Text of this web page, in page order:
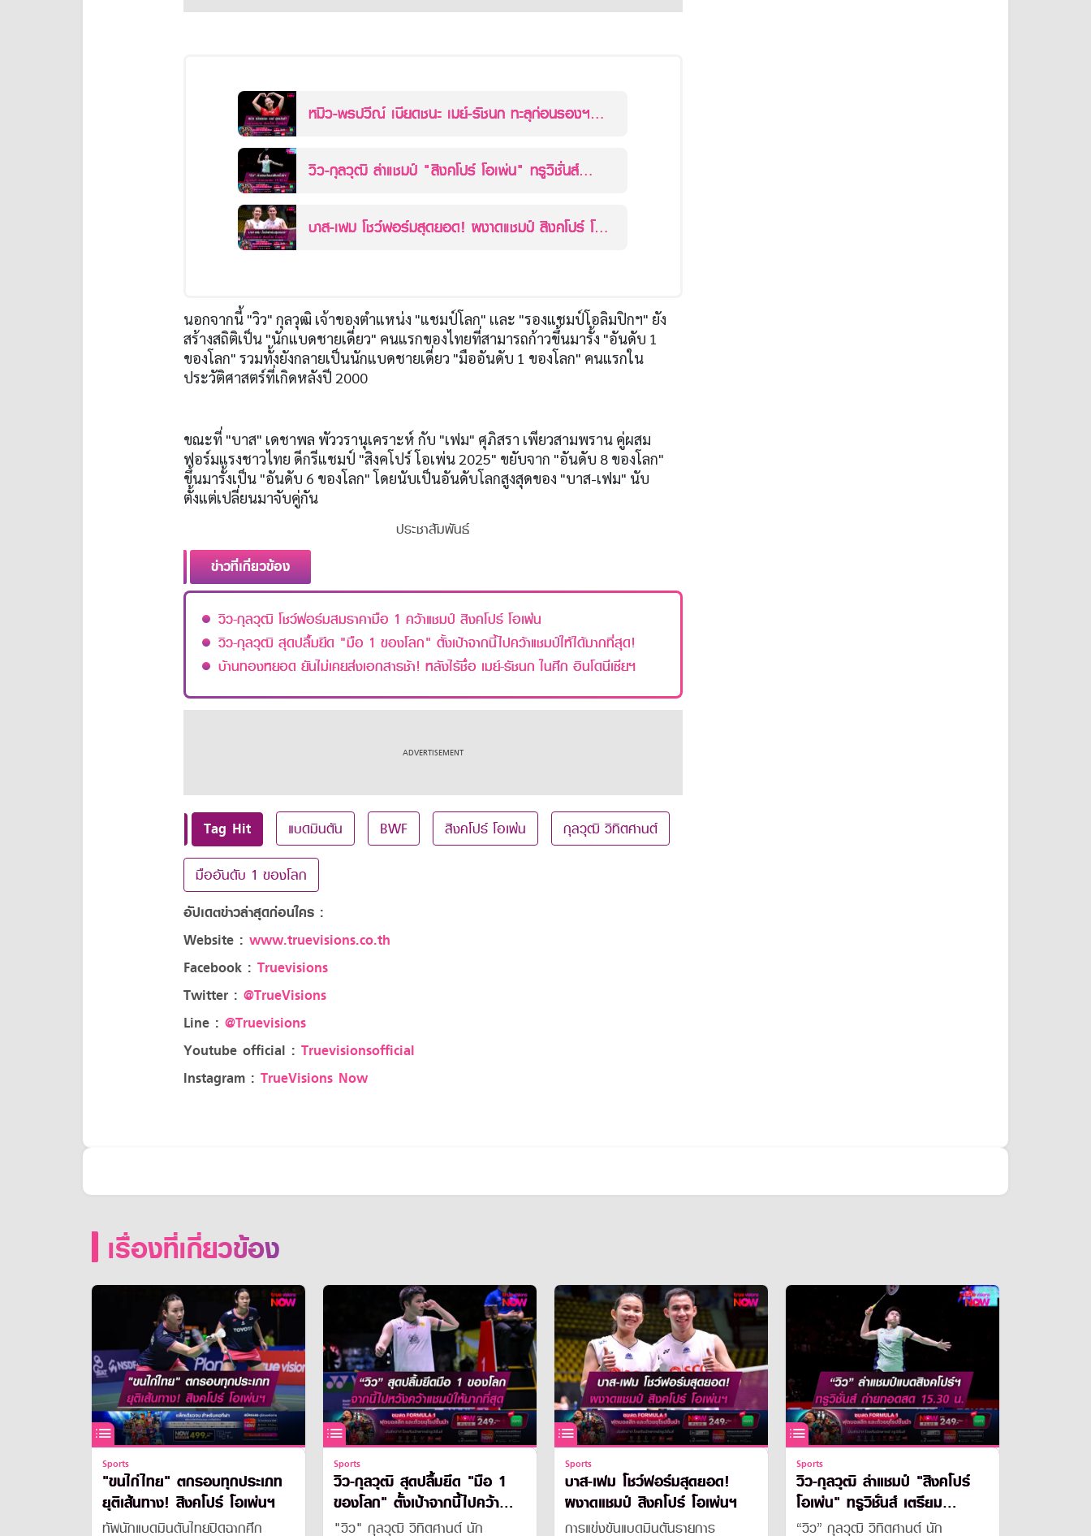
หมิว-พรปวีณ์ เบียดชนะ เมย์-รัชนก ทะลุก่อนรองฯ
วิว-กุลวุฒิ ล่าแชมป์ "สิงคโปร์ โอเพ่น" ทรูวิชั่นส์
บาส-เฟม โชว์ฟอร์มสุดยอด! ผงาดแชมป์ สิงคโปร์ โอ
นอกจากนี้ "วิว" กุลวุฒิ เจ้าของตำแหน่ง "แชมป์โลก" เเละ "รองแชมป์โอลิมปิกฯ" ยัง
สร้างสถิติเป็น "นักแบดชายเดี่ยว" คนแรกของไทยที่สามารถก้าวขึ้นมารั้ง "อันดับ 1
ของโลก" รวมทั้งยังกลายเป็นนักแบดชายเดี่ยว "มืออันดับ 1 ของโลก" คนแรกใน
ประวัติศาสตร์ที่เกิดหลังปี 2000
ขณะที่ "บาส" เดชาพล พัววรานุเคราะห์ กับ "เฟม" ศุภิสรา เพียวสามพราน คู่ผสม
ฟอร์มแรงชาวไทย ดีกรีแชมป์ "สิงคโปร์ โอเพ่น 2025" ขยับจาก "อันดับ 8 ของโลก"
ขึ้นมารั้งเป็น "อันดับ 6 ของโลก" โดยนับเป็นอันดับโลกสูงสุดของ "บาส-เฟม" นับ
ตั้งแต่เปลี่ยนมาจับคู่กัน
ประชาสัมพันธ์
ข่าวที่เกี่ยวข้อง
วิว-กุลวุฒิ โชว์ฟอร์มสมราคามือ 1 คว้าแชมป์ สิงคโปร์ โอเพ่น
วิว-กุลวุฒิ สุดปลื้มยึด "มือ 1 ของโลก" ตั้งเป้าจากนี้ไปคว้าแชมป์ให้ได้มากที่สุด!
บ้านทองหยอด ยันไม่เคยส่งเอกสารช้า! หลังไร้ชื่อ เมย์-รัชนก ในศึก อินโดนีเซียฯ
Tag Hit แบดมินตัน BWF สิงคโปร์ โอเพ่น กุลวุฒิ วิทิตศานต์
มืออันดับ 1 ของโลก
อัปเดตข่าวล่าสุดก่อนใคร :
Website : www.truevisions.co.th
Facebook : Truevisions
Twitter : @TrueVisions
Line : @Truevisions
Youtube official : Truevisionsofficial
Instagram : TrueVisions Now
เรื่องที่เกี่ยวข้อง
Sports
"ขนไก่ไทย" ตกรอบทุกประเภท
ยุติเส้นทาง! สิงคโปร์ โอเพ่นฯ
ทัพนักแบดมินตันไทยปิดฉากศึก
Sports
วิว-กุลวุฒิ สุดปลื้มยึด "มือ 1
ของโลก" ตั้งเป้าจากนี้ไปคว้า
แชมป์ให้ได้มากที่สุด!
"วิว" กุลวุฒิ วิทิตศานต์ นัก
Sports
บาส-เฟม โชว์ฟอร์มสุดยอด!
ผงาดแชมป์ สิงคโปร์ โอเพ่นฯ
การแข่งขันแบดมินตันรายการ
Sports
วิว-กุลวุฒิ ล่าแชมป์ "สิงคโปร์
โอเพ่น" ทรูวิชั่นส์ เตรียม
ถ่ายทอดสด 15.30 น.
“วิว” กุลวุฒิ วิทิตศานต์ นัก